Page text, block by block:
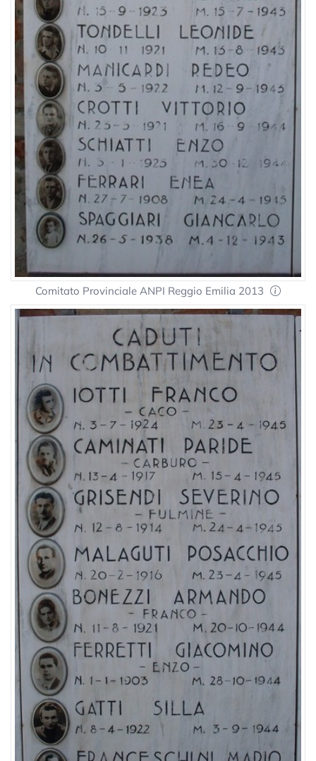
Comitato Provinciale ANPI Reggio Emilia 2013